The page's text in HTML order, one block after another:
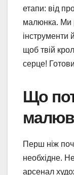
етапи: від
малюнка. Ми
інструменти
щоб твій
серце!
Що
Перш ніж
необхідне.
арсенал